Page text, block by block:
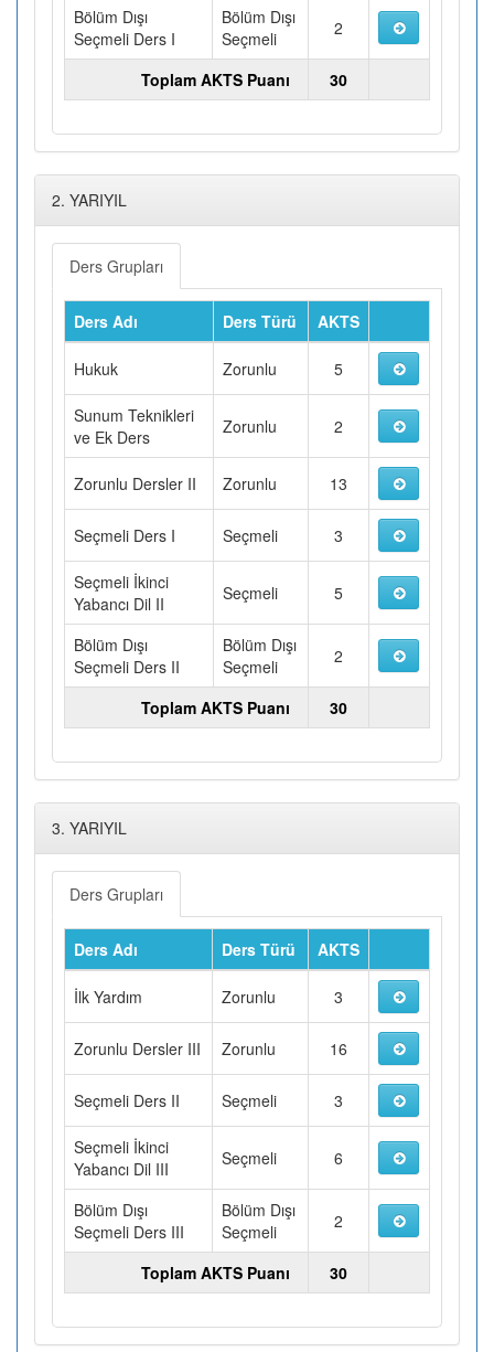
Bölüm Dışı
Seçmeli Ders I
Bölüm Dışı
Seçmeli
2
Toplam AKTS Puanı 30
2. YARIYIL
Ders Grupları
Ders Adı Ders Türü AKTS
Hukuk Zorunlu 5
Sunum Teknikleri
ve Ek Ders
Zorunlu 2
Zorunlu Dersler II Zorunlu 13
Seçmeli Ders I Seçmeli 3
Seçmeli İkinci
Yabancı Dil II
Seçmeli 5
Bölüm Dışı
Seçmeli Ders II
Bölüm Dışı
Seçmeli
2
Toplam AKTS Puanı 30
3. YARIYIL
Ders Grupları
Ders Adı Ders Türü AKTS
İlk Yardım Zorunlu 3
Zorunlu Dersler III Zorunlu 16
Seçmeli Ders II Seçmeli 3
Seçmeli İkinci
Yabancı Dil III
Seçmeli 6
Bölüm Dışı
Seçmeli Ders III
Bölüm Dışı
Seçmeli
2
Toplam AKTS Puanı 30